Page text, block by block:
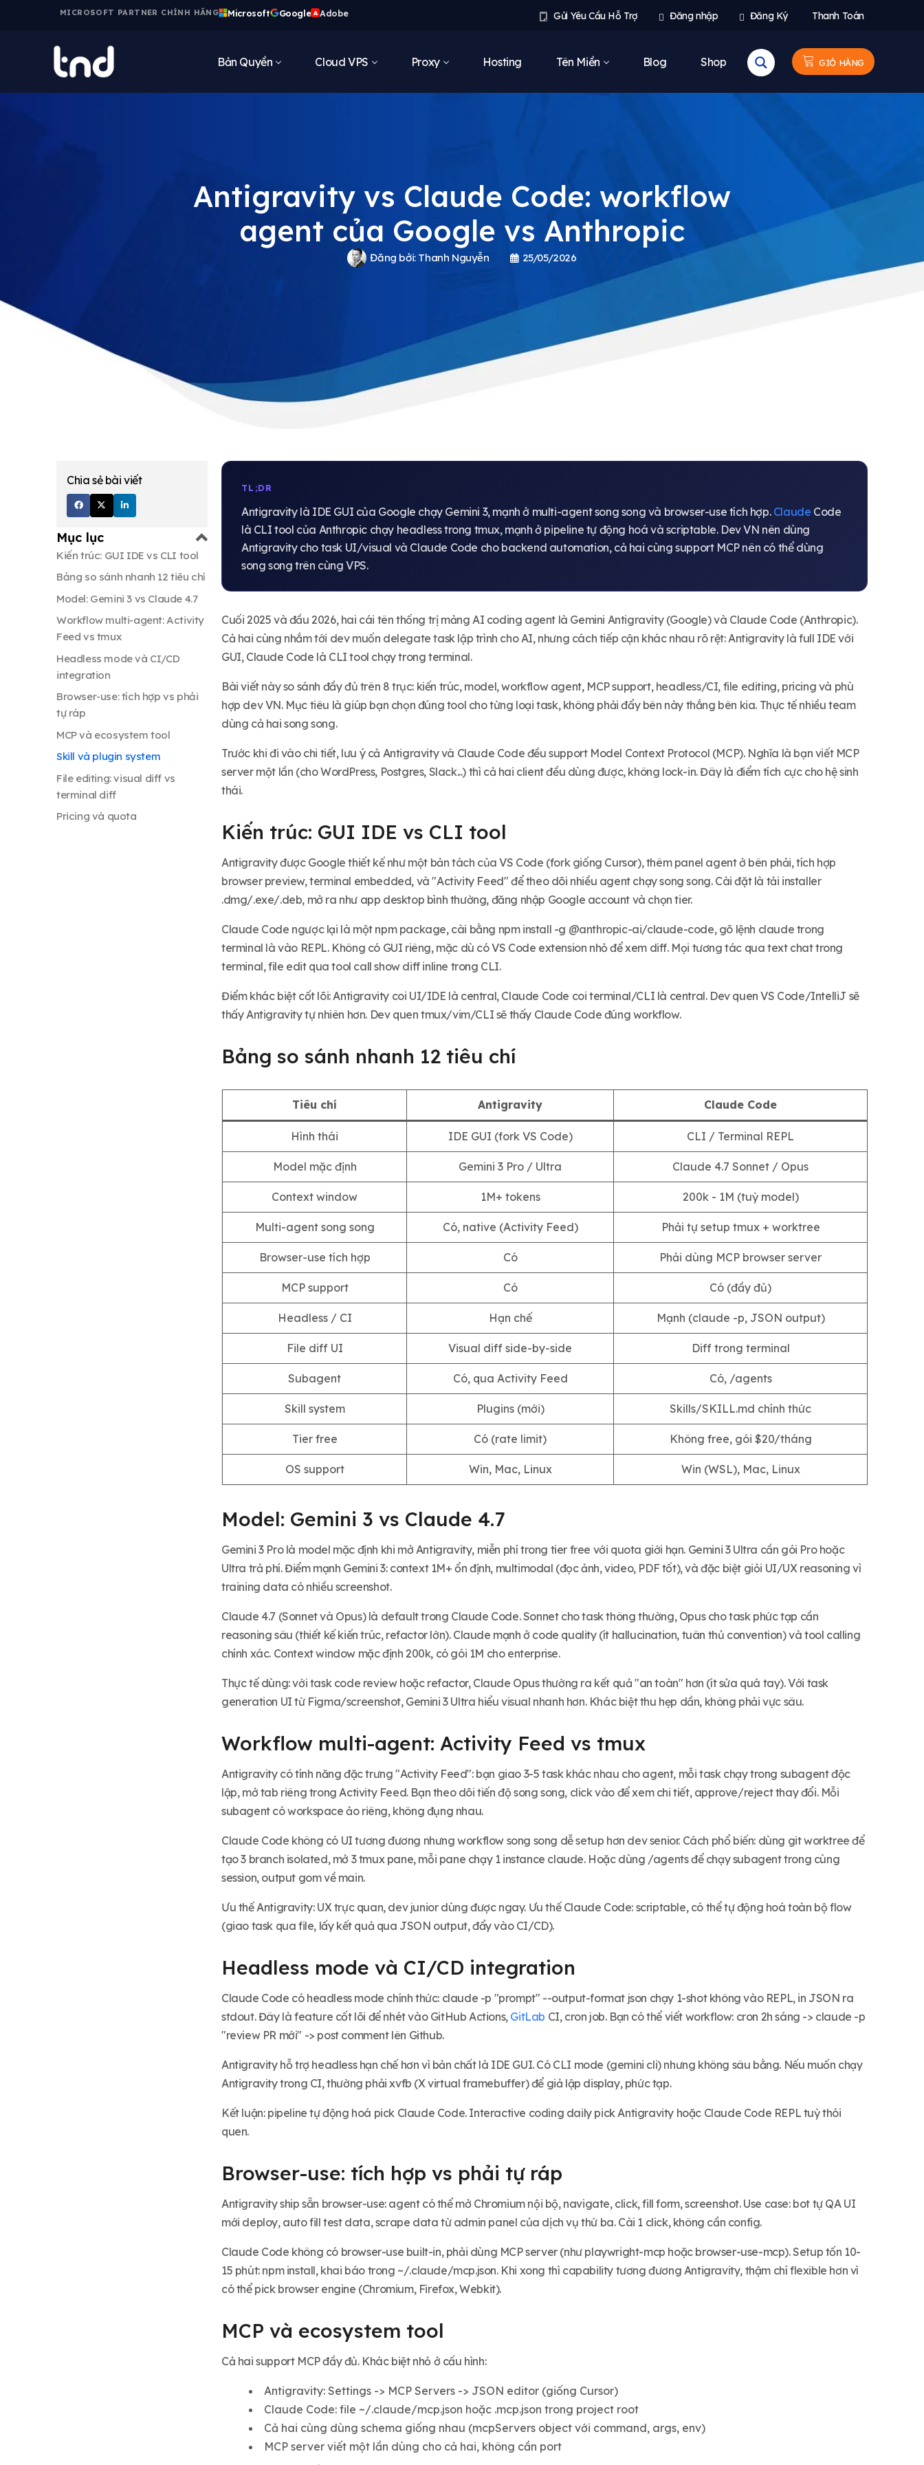
MICROSOFT PARTNER CHÍNH HÃNG Microsoft Google A Adobe Gửi Yêu Cầu Hỗ Trợ Đăng nhập Đăng Ký Thanh Toán
Bản Quyền Cloud VPS Proxy Hosting Tên Miền Blog Shop GIỎ HÀNG
Antigravity vs Claude Code: workflow
agent của Google vs Anthropic
Đăng bởi: Thanh Nguyễn 25/05/2026
Chia sẻ bài viết
Mục lục
Kiến trúc: GUI IDE vs CLI tool
Bảng so sánh nhanh 12 tiêu chí
Model: Gemini 3 vs Claude 4.7
Workflow multi-agent: Activity
Feed vs tmux
Headless mode và CI/CD
integration
Browser-use: tích hợp vs phải
tự ráp
MCP và ecosystem tool
Skill và plugin system
File editing: visual diff vs
terminal diff
Pricing và quota
TL;DR
Antigravity là IDE GUI của Google chạy Gemini 3, mạnh ở multi-agent song song và browser-use tích hợp. Claude Code
là CLI tool của Anthropic chạy headless trong tmux, mạnh ở pipeline tự động hoá và scriptable. Dev VN nên dùng
Antigravity cho task UI/visual và Claude Code cho backend automation, cả hai cùng support MCP nên có thể dùng
song song trên cùng VPS.
Cuối 2025 và đầu 2026, hai cái tên thống trị mảng AI coding agent là Gemini Antigravity (Google) và Claude Code (Anthropic).
Cả hai cùng nhắm tới dev muốn delegate task lập trình cho AI, nhưng cách tiếp cận khác nhau rõ rệt: Antigravity là full IDE với
GUI, Claude Code là CLI tool chạy trong terminal.
Bài viết này so sánh đầy đủ trên 8 trục: kiến trúc, model, workflow agent, MCP support, headless/CI, file editing, pricing và phù
hợp dev VN. Mục tiêu là giúp bạn chọn đúng tool cho từng loại task, không phải đẩy bên này thắng bên kia. Thực tế nhiều team
dùng cả hai song song.
Trước khi đi vào chi tiết, lưu ý cả Antigravity và Claude Code đều support Model Context Protocol (MCP). Nghĩa là bạn viết MCP
server một lần (cho WordPress, Postgres, Slack...) thì cả hai client đều dùng được, không lock-in. Đây là điểm tích cực cho hệ sinh
thái.
Kiến trúc: GUI IDE vs CLI tool
Antigravity được Google thiết kế như một bản tách của VS Code (fork giống Cursor), thêm panel agent ở bên phải, tích hợp
browser preview, terminal embedded, và "Activity Feed" để theo dõi nhiều agent chạy song song. Cài đặt là tải installer
.dmg/.exe/.deb, mở ra như app desktop bình thường, đăng nhập Google account và chọn tier.
Claude Code ngược lại là một npm package, cài bằng npm install -g @anthropic-ai/claude-code, gõ lệnh claude trong
terminal là vào REPL. Không có GUI riêng, mặc dù có VS Code extension nhỏ để xem diff. Mọi tương tác qua text chat trong
terminal, file edit qua tool call show diff inline trong CLI.
Điểm khác biệt cốt lõi: Antigravity coi UI/IDE là central, Claude Code coi terminal/CLI là central. Dev quen VS Code/IntelliJ sẽ
thấy Antigravity tự nhiên hơn. Dev quen tmux/vim/CLI sẽ thấy Claude Code đúng workflow.
Bảng so sánh nhanh 12 tiêu chí
Tiêu chí Antigravity Claude Code
Hình thái IDE GUI (fork VS Code) CLI / Terminal REPL
Model mặc định Gemini 3 Pro / Ultra Claude 4.7 Sonnet / Opus
Context window 1M+ tokens 200k - 1M (tuỳ model)
Multi-agent song song Có, native (Activity Feed) Phải tự setup tmux + worktree
Browser-use tích hợp Có Phải dùng MCP browser server
MCP support Có Có (đầy đủ)
Headless / CI Hạn chế Mạnh (claude -p, JSON output)
File diff UI Visual diff side-by-side Diff trong terminal
Subagent Có, qua Activity Feed Có, /agents
Skill system Plugins (mới) Skills/SKILL.md chính thức
Tier free Có (rate limit) Không free, gói $20/tháng
OS support Win, Mac, Linux Win (WSL), Mac, Linux
Model: Gemini 3 vs Claude 4.7
Gemini 3 Pro là model mặc định khi mở Antigravity, miễn phí trong tier free với quota giới hạn. Gemini 3 Ultra cần gói Pro hoặc
Ultra trả phí. Điểm mạnh Gemini 3: context 1M+ ổn định, multimodal (đọc ảnh, video, PDF tốt), và đặc biệt giỏi UI/UX reasoning vì
training data có nhiều screenshot.
Claude 4.7 (Sonnet và Opus) là default trong Claude Code. Sonnet cho task thông thường, Opus cho task phức tạp cần
reasoning sâu (thiết kế kiến trúc, refactor lớn). Claude mạnh ở code quality (ít hallucination, tuân thủ convention) và tool calling
chính xác. Context window mặc định 200k, có gói 1M cho enterprise.
Thực tế dùng: với task code review hoặc refactor, Claude Opus thường ra kết quả "an toàn" hơn (ít sửa quá tay). Với task
generation UI từ Figma/screenshot, Gemini 3 Ultra hiểu visual nhanh hơn. Khác biệt thu hẹp dần, không phải vực sâu.
Workflow multi-agent: Activity Feed vs tmux
Antigravity có tính năng đặc trưng "Activity Feed": bạn giao 3-5 task khác nhau cho agent, mỗi task chạy trong subagent độc
lập, mở tab riêng trong Activity Feed. Bạn theo dõi tiến độ song song, click vào để xem chi tiết, approve/reject thay đổi. Mỗi
subagent có workspace ảo riêng, không đụng nhau.
Claude Code không có UI tương đương nhưng workflow song song dễ setup hơn dev senior. Cách phổ biến: dùng git worktree để
tạo 3 branch isolated, mở 3 tmux pane, mỗi pane chạy 1 instance claude. Hoặc dùng /agents để chạy subagent trong cùng
session, output gom về main.
Ưu thế Antigravity: UX trực quan, dev junior dùng được ngay. Ưu thế Claude Code: scriptable, có thể tự động hoá toàn bộ flow
(giao task qua file, lấy kết quả qua JSON output, đẩy vào CI/CD).
Headless mode và CI/CD integration
Claude Code có headless mode chính thức: claude -p "prompt" --output-format json chạy 1-shot không vào REPL, in JSON ra
stdout. Đây là feature cốt lõi để nhét vào GitHub Actions, GitLab CI, cron job. Bạn có thể viết workflow: cron 2h sáng -> claude -p
"review PR mới" -> post comment lên Github.
Antigravity hỗ trợ headless hạn chế hơn vì bản chất là IDE GUI. Có CLI mode (gemini cli) nhưng không sâu bằng. Nếu muốn chạy
Antigravity trong CI, thường phải xvfb (X virtual framebuffer) để giả lập display, phức tạp.
Kết luận: pipeline tự động hoá pick Claude Code. Interactive coding daily pick Antigravity hoặc Claude Code REPL tuỳ thói
quen.
Browser-use: tích hợp vs phải tự ráp
Antigravity ship sẵn browser-use: agent có thể mở Chromium nội bộ, navigate, click, fill form, screenshot. Use case: bot tự QA UI
mới deploy, auto fill test data, scrape data từ admin panel của dịch vụ thứ ba. Cài 1 click, không cần config.
Claude Code không có browser-use built-in, phải dùng MCP server (như playwright-mcp hoặc browser-use-mcp). Setup tốn 10-
15 phút: npm install, khai báo trong ~/.claude/mcp.json. Khi xong thì capability tương đương Antigravity, thậm chí flexible hơn vì
có thể pick browser engine (Chromium, Firefox, Webkit).
MCP và ecosystem tool
Cả hai support MCP đầy đủ. Khác biệt nhỏ ở cấu hình:
Antigravity: Settings -> MCP Servers -> JSON editor (giống Cursor)
Claude Code: file ~/.claude/mcp.json hoặc .mcp.json trong project root
Cả hai cùng dùng schema giống nhau (mcpServers object với command, args, env)
MCP server viết một lần dùng cho cả hai, không cần port